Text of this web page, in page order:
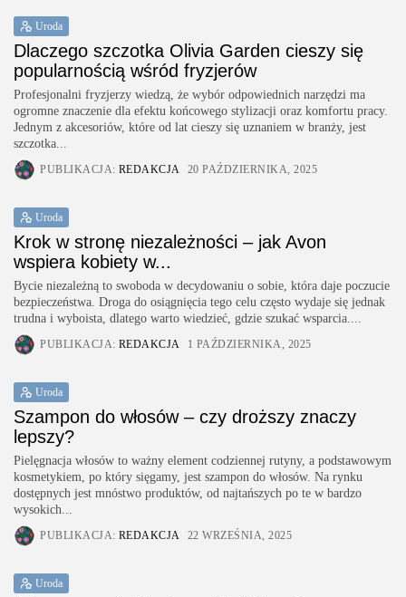
Uroda
Dlaczego szczotka Olivia Garden cieszy się
popularnością wśród fryzjerów
Profesjonalni fryzjerzy wiedzą, że wybór odpowiednich narzędzi ma
ogromne znaczenie dla efektu końcowego stylizacji oraz komfortu pracy.
Jednym z akcesoriów, które od lat cieszy się uznaniem w branży, jest
szczotka...
PUBLIKACJA: REDAKCJA 20 PAŹDZIERNIKA, 2025
Uroda
Krok w stronę niezależności – jak Avon
wspiera kobiety w...
Bycie niezależną to swoboda w decydowaniu o sobie, która daje poczucie
bezpieczeństwa. Droga do osiągnięcia tego celu często wydaje się jednak
trudna i wyboista, dlatego warto wiedzieć, gdzie szukać wsparcia....
PUBLIKACJA: REDAKCJA 1 PAŹDZIERNIKA, 2025
Uroda
Szampon do włosów – czy droższy znaczy
lepszy?
Pielęgnacja włosów to ważny element codziennej rutyny, a podstawowym
kosmetykiem, po który sięgamy, jest szampon do włosów. Na rynku
dostępnych jest mnóstwo produktów, od najtańszych po te w bardzo
wysokich...
PUBLIKACJA: REDAKCJA 22 WRZEŚNIA, 2025
Uroda